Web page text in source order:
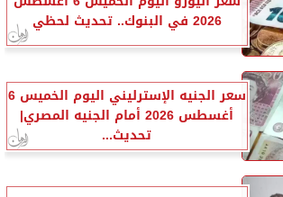
2026 في البنوك.. تحديث لحظي
سعر الجنيه الإسترليني اليوم الخميس 6
أغسطس 2026 أمام الجنيه المصري|
تحديث...